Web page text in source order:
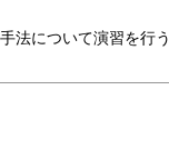
法について演習を行う